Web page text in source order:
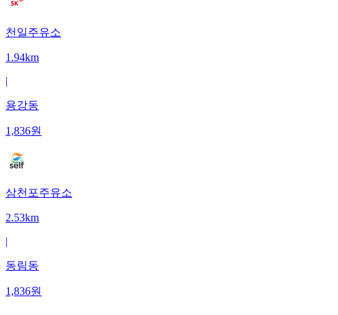
천일주유소
1.94km
|
용강동
1,836원
삼천포주유소
2.53km
|
동림동
1,836원